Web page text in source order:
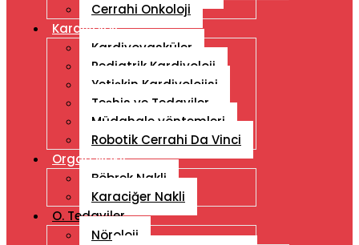
Cerrahi Onkoloji
Kardiyoloji
Kardiyovasküler
Pediatrik Kardiyoloji
Yetişkin Kardiyolojisi
Teşhis ve Tedaviler
Müdahale yöntemleri
Robotik Cerrahi Da Vinci
Organ Nakli
Böbrek Nakli
Karaciğer Nakli
O. Tedaviler
Nöroloji